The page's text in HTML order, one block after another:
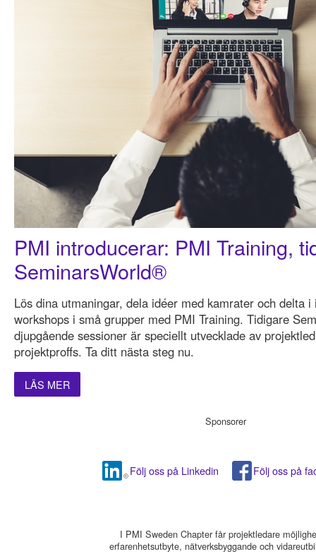
PMI introducerar: PMI Training,
SeminarsWorld®
Lös dina utmaningar, dela idéer med kamrater och delta
workshops i små grupper med PMI Training. Tidigare
djupgående sessioner är speciellt utvecklade av
projektproffs. Ta ditt nästa steg nu.
LÄS MER
Sponsorer
Följ oss på Linkedin Följ oss på
I PMI Sweden Chapter får projektledare
erfarenhetsutbyte, nätverksbyggande och